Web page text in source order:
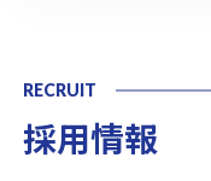
RECRUIT
採用情報